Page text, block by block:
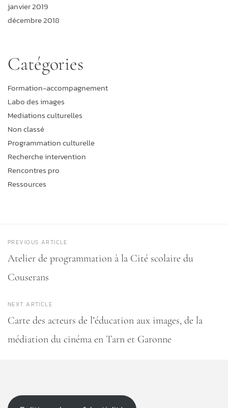
janvier 2019
décembre 2018
Catégories
Formation-accompagnement
Labo des images
Mediations culturelles
Non classé
Programmation culturelle
Recherche intervention
Rencontres pro
Ressources
PREVIOUS ARTICLE
Atelier de programmation à la Cité scolaire du
Couserans
NEXT ARTICLE
Carte des acteurs de l’éducation aux images, de la
médiation du cinéma en Tarn et Garonne